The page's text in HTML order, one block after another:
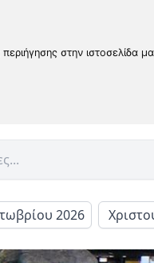
στην ιστοσελίδα
2026